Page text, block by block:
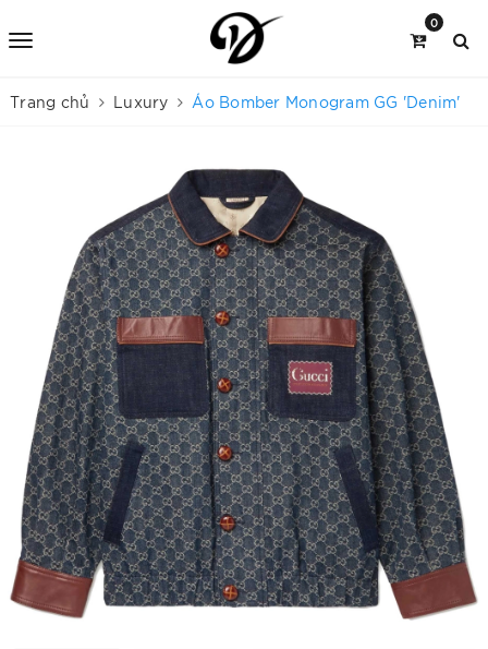
0
Trang chủ Luxury Áo Bomber Monogram GG 'Denim'